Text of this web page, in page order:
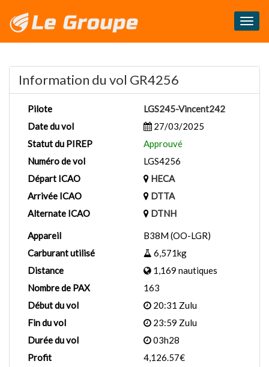
Information du vol GR4256
Pilote
LGS245-Vincent242
Date du vol
27/03/2025
Statut du PIREP
Approuvé
Numéro de vol
LGS4256
Départ ICAO
HECA
Arrivée ICAO
DTTA
Alternate ICAO
DTNH
Appareil
B38M (OO-LGR)
Carburant utilisé
6,571kg
Distance
1,169 nautiques
Nombre de PAX
163
Début du vol
20:31 Zulu
Fin du vol
23:59 Zulu
Durée du vol
03h28
Profit
4,126.57€